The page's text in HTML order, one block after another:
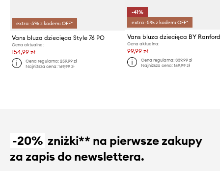
extra -5% z kodem: OFF*
Vans bluza dziecięca Style 76 PO
Cena aktualna:
154,99 zł
Cena regularna:259,99 zł
Najniższa cena:169,99 zł
-41%
extra -5% z kodem: OFF*
Cena aktualna:
99,99 zł
Cena regularna: 339,99 zł
Najniższa cena: 169,99 zł
-20% zniżki** na pierwsze zakupy
za zapis do newslettera.